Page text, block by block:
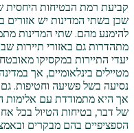
קביעת רמת הבטיחות היחסית
שכן בשתי המדינות יש אזורים
להימנע מהם. שתי המדינות
מתהדרות גם באזורי תיירות
יעדי התיירות במקסיקו
מטיילים בינלאומיים, אך
נסיעה בשל פשיעה וחטיפות. גם
אך היא מתמודדת עם אלימות
של דבר, בטיחות הטיול בכל
הספציפיים בהם מבקרים